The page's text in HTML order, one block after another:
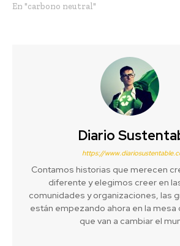
En "carbono neutral"
Diario
https://
Contamos historias que merecen
diferente y elegimos creer en
comunidades y organizaciones, las
están empezando ahora en la mesa
que van a cambiar el